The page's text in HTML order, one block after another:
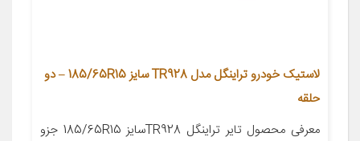
لاستیک خودرو تراینگل مدل TR928 سایز 185/65R15 – دو
حلقه
معرفی محصول تایر تراینگل TR928سایز 185/65R15 جزو